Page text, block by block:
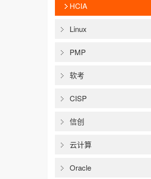
HCIA
Linux
PMP
软考
CISP
信创
云计算
Oracle